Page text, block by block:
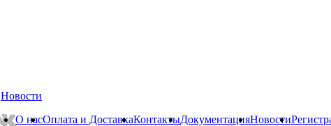
Новости
О насОплата и ДоставкаКонтактыДокументацияНовости